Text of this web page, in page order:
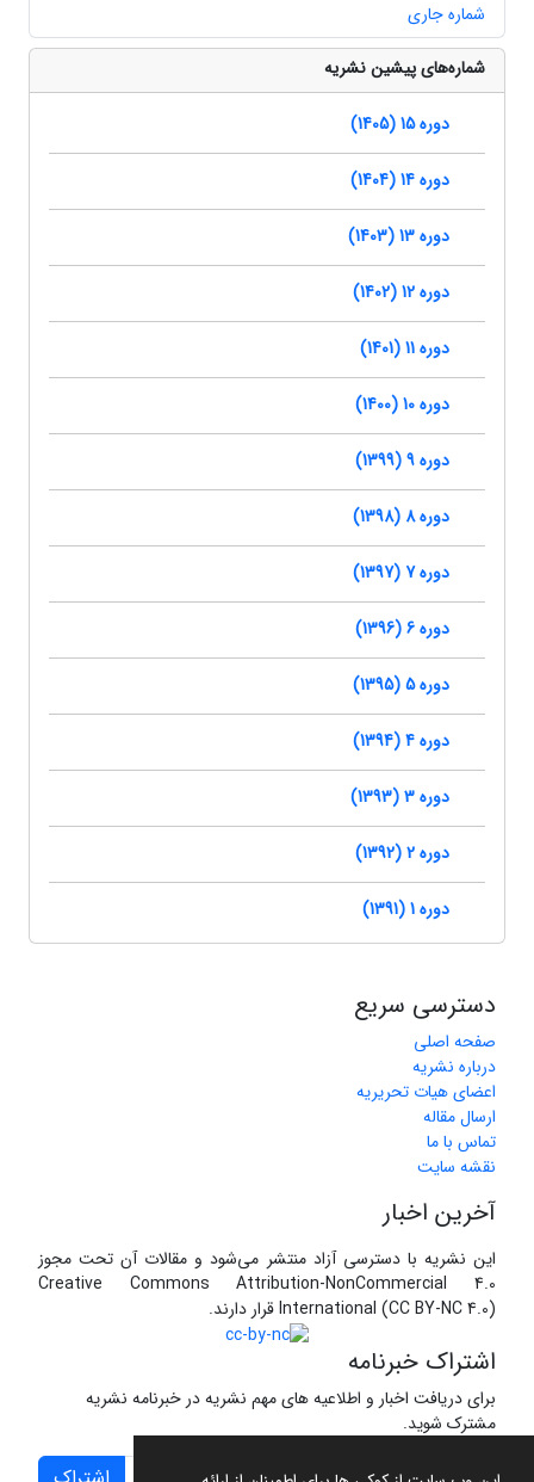
شماره جاری
شماره‌های پیشین نشریه
دوره 15 (1405)
دوره 14 (1404)
دوره 13 (1403)
دوره 12 (1402)
دوره 11 (1401)
دوره 10 (1400)
دوره 9 (1399)
دوره 8 (1398)
دوره 7 (1397)
دوره 6 (1396)
دوره 5 (1395)
دوره 4 (1394)
دوره 3 (1393)
دوره 2 (1392)
دوره 1 (1391)
دسترسی سریع
صفحه اصلی
درباره نشریه
اعضای هیات تحریریه
ارسال مقاله
تماس با ما
نقشه سایت
آخرین اخبار
این نشریه با دسترسی آزاد منتشر می‌شود و مقالات آن تحت مجوز
Creative Commons Attribution-NonCommercial 4.0
International (CC BY-NC 4.0) قرار دارند.
اشتراک خبرنامه
برای دریافت اخبار و اطلاعیه های مهم نشریه در خبرنامه نشریه
مشترک شوید.